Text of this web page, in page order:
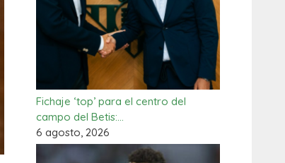
Fichaje ‘top’ para el centro del
campo del Betis:…
6 agosto, 2026